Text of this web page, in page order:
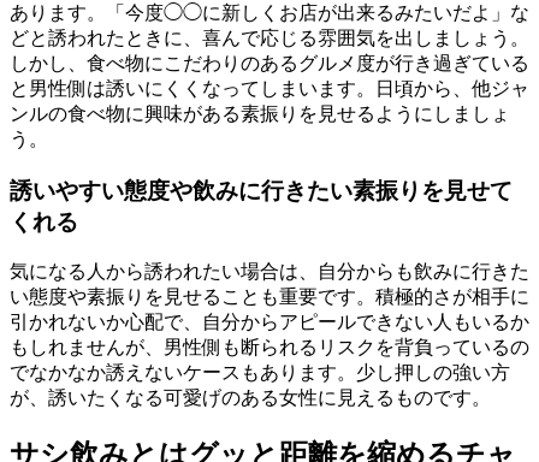
あります。「今度◯◯に新しくお店が出来るみたいだよ」な
どと誘われたときに、喜んで応じる雰囲気を出しましょう。
しかし、食べ物にこだわりのあるグルメ度が行き過ぎている
と男性側は誘いにくくなってしまいます。日頃から、他ジャ
ンルの食べ物に興味がある素振りを見せるようにしましょ
う。
誘いやすい態度や飲みに行きたい素振りを見せて
くれる
気になる人から誘われたい場合は、自分からも飲みに行きた
い態度や素振りを見せることも重要です。積極的さが相手に
引かれないか心配で、自分からアピールできない人もいるか
もしれませんが、男性側も断られるリスクを背負っているの
でなかなか誘えないケースもあります。少し押しの強い方
が、誘いたくなる可愛げのある女性に見えるものです。
サシ飲みとはグッと距離を縮めるチャ